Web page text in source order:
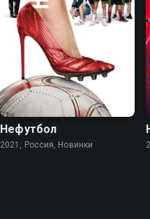
Нефутбол
2021, Россия, Новинки